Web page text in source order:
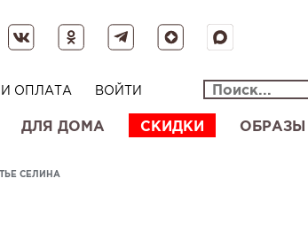
ОПЛАТА ВОЙТИ
ДЛЯ ДОМА СКИДКИ ОБРАЗЫ
СЕЛИНА